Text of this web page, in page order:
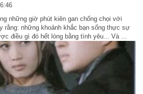
những giờ phút kiên gan chống chọi với
rằng: những khoảnh khắc bạn sống thực sự
điều gì đó hết lòng bằng tình yêu... Và ...